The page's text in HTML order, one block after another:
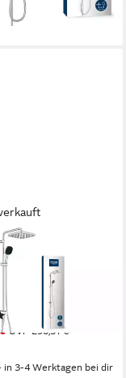
Vitalio Comfort
Duschsystem,
chrom (26986001)
(1)
UVP 290,31 €
in 3-4 Werktagen bei dir